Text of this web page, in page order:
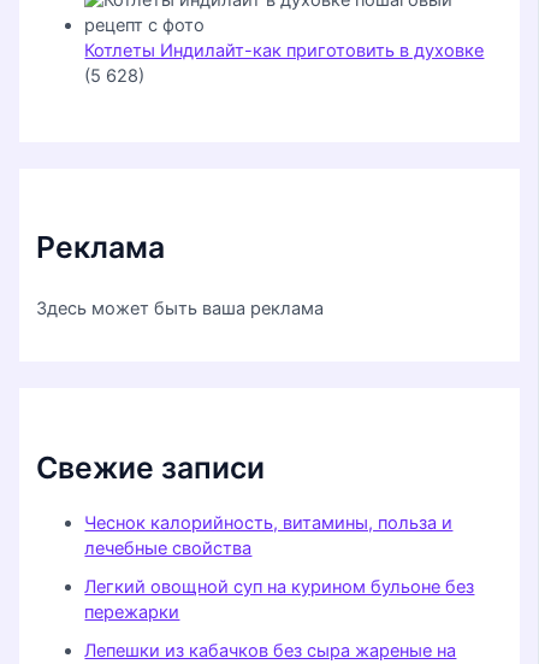
Котлеты Индилайт-как приготовить в духовке
(5 628)
Реклама
Здесь может быть ваша реклама
Свежие записи
Чеснок калорийность, витамины, польза и
лечебные свойства
Легкий овощной суп на курином бульоне без
пережарки
Лепешки из кабачков без сыра жареные на